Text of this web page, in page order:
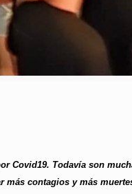
Covid19. Todavía son
contagios y más